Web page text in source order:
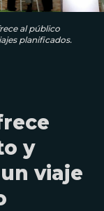
al público
planificados.
y
viaje